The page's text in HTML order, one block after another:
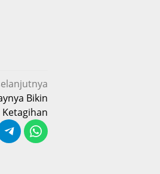
Bikin
Ketagihan